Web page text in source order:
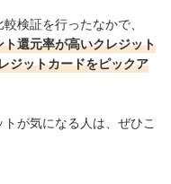
検証を行ったなかで、
還元率が高いクレジット
ジットカードをピックア
が気になる人は、ぜひこ